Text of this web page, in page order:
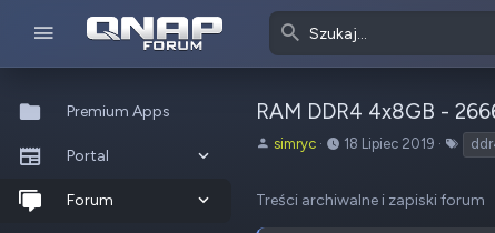
Premium Apps
Portal
Co nowego?
Forum
RAM DDR4 4x8GB -
A
o
simryc
o18 Lipiec 2019
i
Treści archiwalne i zapiski forum